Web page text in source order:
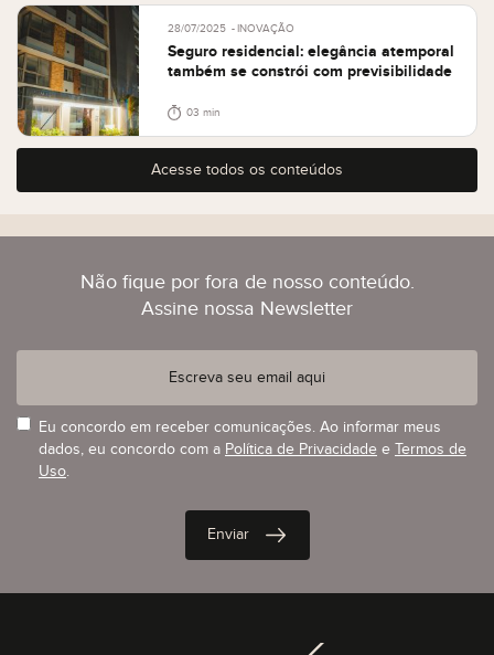
28/07/2025 INOVAÇÃO
Seguro residencial: elegância atemporal
também se constrói com previsibilidade
03 min
Acesse todos os conteúdos
Não fique por fora de nosso conteúdo.
Assine nossa Newsletter
Eu concordo em receber comunicações. Ao informar meus
dados, eu concordo com a Política de Privacidade e Termos de
Uso.